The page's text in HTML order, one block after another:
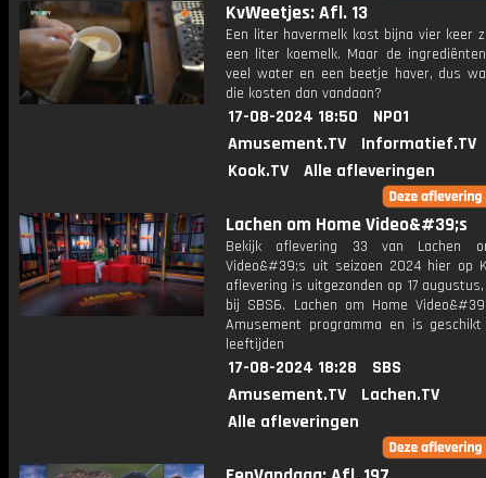
KvWeetjes: Afl. 13
Een liter havermelk kost bijna vier keer
een liter koemelk. Maar de
veel water en een beetje haver, dus
die kosten dan vandaan?
17-08-2024 18:50
NPO1
Amusement.TV
Informatief.TV
Kook.TV
Alle afleveringen
Lachen om Home Video&#39;s
Bekijk aflevering 33 van Lachen
Video&#39;s uit seizoen 2024 hier op
aflevering is uitgezonden op 17
bij SBS6. Lachen om Home
Amusement programma en is
leeftijden
17-08-2024 18:28
SBS
Amusement.TV
Lachen.TV
Alle afleveringen